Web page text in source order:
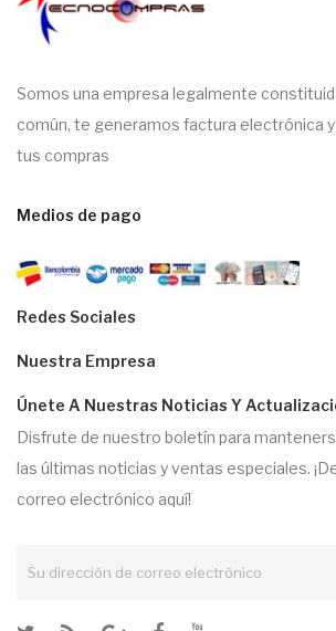
Somos una empresa legalmente
común, te generamos factura electrónica
tus compras
Medios de pago
Redes Sociales
Nuestra Empresa
Únete A Nuestras Noticias Y
Disfrute de nuestro boletín para
las últimas noticias y ventas especiales.
correo electrónico aquí!